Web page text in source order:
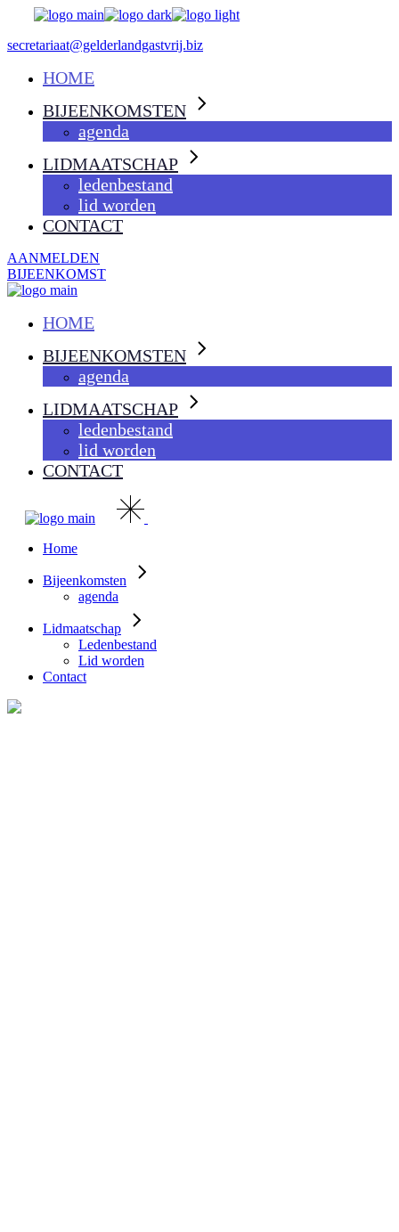
the
secretariaat@gelderlandgastvrij.biz
HOME
BIJEENKOMSTEN
agenda
LIDMAATSCHAP
ledenbestand
lid worden
CONTACT
AANMELDEN
BIJEENKOMST
HOME
BIJEENKOMSTEN
agenda
LIDMAATSCHAP
ledenbestand
lid worden
CONTACT
Home
Bijeenkomsten
agenda
Lidmaatschap
Ledenbestand
Lid worden
Contact